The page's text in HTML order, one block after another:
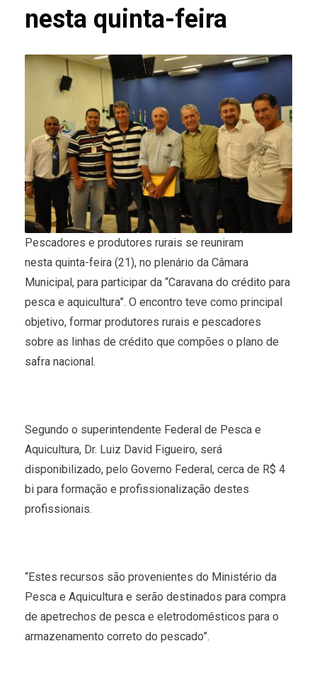
nesta quinta-feira
Pescadores e produtores rurais se reuniram
nesta quinta-feira (21), no plenário da Câmara
Municipal, para participar da “Caravana do crédito para
pesca e aquicultura”. O encontro teve como principal
objetivo, formar produtores rurais e pescadores
sobre as linhas de crédito que compões o plano de
safra nacional.
Segundo o superintendente Federal de Pesca e
Aquicultura, Dr. Luiz David Figueiro, será
disponibilizado, pelo Governo Federal, cerca de R$ 4
bi para formação e profissionalização destes
profissionais.
“Estes recursos são provenientes do Ministério da
Pesca e Aquicultura e serão destinados para compra
de apetrechos de pesca e eletrodomésticos para o
armazenamento correto do pescado”.